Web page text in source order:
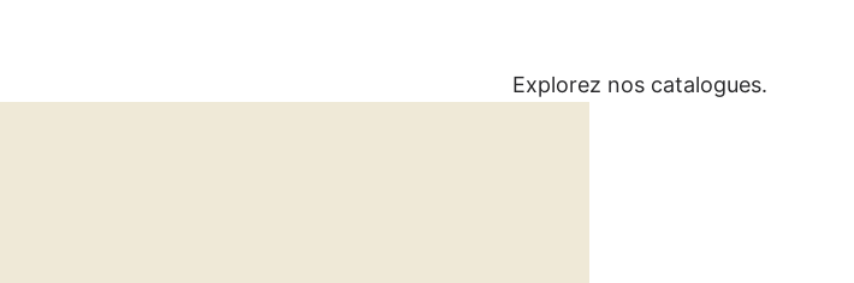
Explorez nos catalogues.